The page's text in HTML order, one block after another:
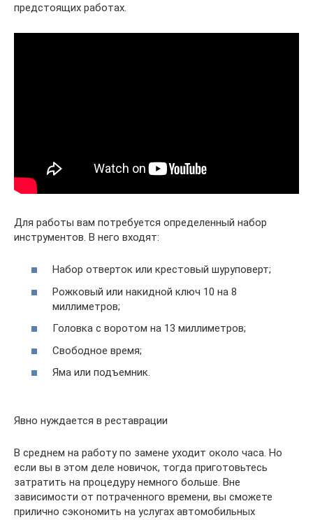
предстоящих работах.
Для работы вам потребуется определенный набор
инструментов. В него входят:
Набор отверток или крестовый шуруповерт;
Рожковый или накидной ключ 10 на 8
миллиметров;
Головка с воротом на 13 миллиметров;
Свободное время;
Яма или подъемник.
Явно нуждается в реставрации
В среднем на работу по замене уходит около часа. Но
если вы в этом деле новичок, тогда приготовьтесь
затратить на процедуру немного больше. Вне
зависимости от потраченного времени, вы сможете
прилично сэкономить на услугах автомобильных